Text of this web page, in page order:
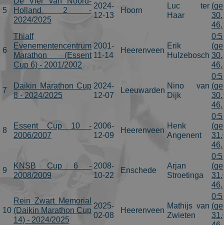
5
Holland 2 -
2024/2025
2024-
12-13
Hoorn
Luc ter
Haar
6
Thialf
Evenementencentrum
Marathon (Essent
Cup 6) - 2001/2002
2001-
11-14
Heerenveen
Erik
Hulzebosch
7
Daikin Marathon Cup
8 - 2024/2025
2024-
12-07
Leeuwarden
Nino van
Dijk
8
Essent Cup 10 -
2006/2007
2006-
12-09
Heerenveen
Henk
Angenent
9
KNSB Cup 6 -
2008/2009
2008-
10-22
Enschede
Arjan
Stroetinga
10
Rein Zwart Memorial
(Daikin Marathon Cup
14) - 2024/2025
2025-
02-08
Heerenveen
Mathijs van
Zwieten